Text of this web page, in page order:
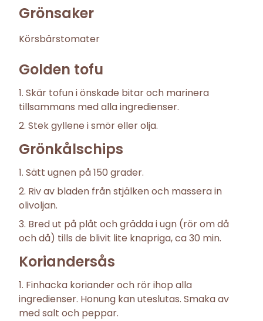
Grönsaker
Körsbärstomater
Golden tofu
Skär tofun i önskade bitar och marinera
tillsammans med alla ingredienser.
Stek gyllene i smör eller olja.
Grönkålschips
Sätt ugnen på 150 grader.
Riv av bladen från stjälken och massera in
olivoljan.
Bred ut på plåt och grädda i ugn (rör om då
och då) tills de blivit lite knapriga, ca 30 min.
Koriandersås
Finhacka koriander och rör ihop alla
ingredienser. Honung kan uteslutas. Smaka av
med salt och peppar.